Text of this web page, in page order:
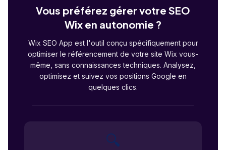
Vous préférez gérer votre SEO
Wix en autonomie ?
Wix SEO App est l'outil conçu spécifiquement pour
optimiser le référencement de votre site Wix vous-
même, sans connaissances techniques. Analysez,
optimisez et suivez vos positions Google en
quelques clics.
🔍